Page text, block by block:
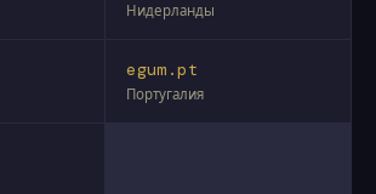
Нидерланды
egum.pt
Португалия